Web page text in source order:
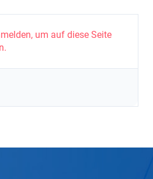
um auf diese Seite